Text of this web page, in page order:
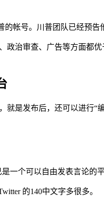
帐号。川普团队已经预告
政治审查、广告等方面都
就是发布后，还可以进行“编
一个可以自由发表言论的平
的140中文字多很多。